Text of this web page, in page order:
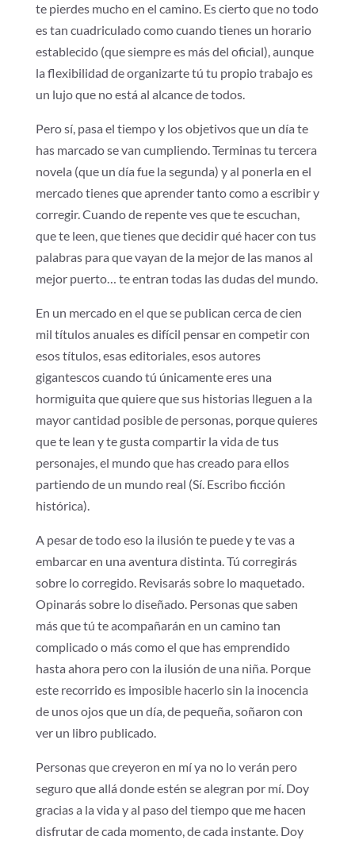
te pierdes mucho en el camino. Es cierto que no todo
es tan cuadriculado como cuando tienes un horario
establecido (que siempre es más del oficial), aunque
la flexibilidad de organizarte tú tu propio trabajo es
un lujo que no está al alcance de todos.
Pero sí, pasa el tiempo y los objetivos que un día te
has marcado se van cumpliendo. Terminas tu tercera
novela (que un día fue la segunda) y al ponerla en el
mercado tienes que aprender tanto como a escribir y
corregir. Cuando de repente ves que te escuchan,
que te leen, que tienes que decidir qué hacer con tus
palabras para que vayan de la mejor de las manos al
mejor puerto… te entran todas las dudas del mundo.
En un mercado en el que se publican cerca de cien
mil títulos anuales es difícil pensar en competir con
esos títulos, esas editoriales, esos autores
gigantescos cuando tú únicamente eres una
hormiguita que quiere que sus historias lleguen a la
mayor cantidad posible de personas, porque quieres
que te lean y te gusta compartir la vida de tus
personajes, el mundo que has creado para ellos
partiendo de un mundo real (Sí. Escribo ficción
histórica).
A pesar de todo eso la ilusión te puede y te vas a
embarcar en una aventura distinta. Tú corregirás
sobre lo corregido. Revisarás sobre lo maquetado.
Opinarás sobre lo diseñado. Personas que saben
más que tú te acompañarán en un camino tan
complicado o más como el que has emprendido
hasta ahora pero con la ilusión de una niña. Porque
este recorrido es imposible hacerlo sin la inocencia
de unos ojos que un día, de pequeña, soñaron con
ver un libro publicado.
Personas que creyeron en mí ya no lo verán pero
seguro que allá donde estén se alegran por mí. Doy
gracias a la vida y al paso del tiempo que me hacen
disfrutar de cada momento, de cada instante. Doy